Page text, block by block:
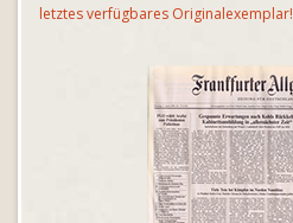
letztes verfügbares Originalexemplar!